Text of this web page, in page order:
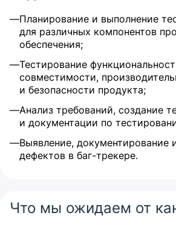
Планирование и выполнение
для различных компонентов
обеспечения;
Тестирование
совместимости,
и безопасности продукта;
Анализ требований, создание
и документации по
Выявление, документирование
дефектов в баг-трекере.
Что мы ожидаем от